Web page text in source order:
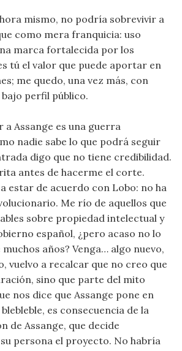
mismo, no podría sobrevivir a
como mera franquicia: uso
marca fortalecida por los
tú el valor que puede aportar en
me quedo, una vez más, con
perfil público.
a Assange es una guerra
nadie sabe lo que podrá seguir
digo que no tiene credibilidad.
antes de hacerme el corte.
estar de acuerdo con Lobo: no ha
Me río de aquellos que
sobre propiedad intelectual y
español, ¿pero acaso no lo
años? Venga… algo nuevo,
vuelvo a recalcar que no creo que
sino que parte del mito
nos dice que Assange pone en
es consecuencia de la
de Assange, que decide
persona el proyecto. No habría